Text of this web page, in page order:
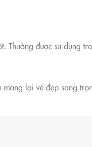
Thường được sử dụng
lại vẻ đẹp sang